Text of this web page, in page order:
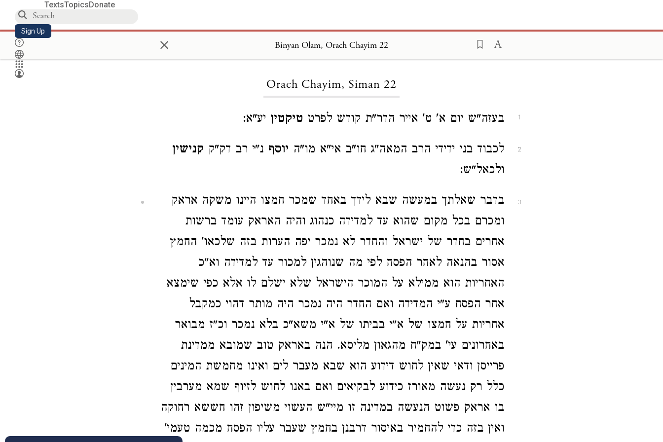
TextsTopicsDonate
Sign Up × Binyan Olam, Orach Chayim 22
Orach Chayim, Siman 22
1 בעזה"ש יום א' ט' אייר הדר"ת קודש לפרט טיקטין יע"א:
2 לכבוד בני ידידי הרב המאה"ג חו"ב אי"א מו"ה יוסף נ"י רב דק"ק קנישין
ולכאל"ש:
3
בדבר שאלתך במעשה שבא לידך באחד שמכר חמצו היינו משקה אראק
ומכרם בכל מקום שהוא עד למדידה כנהוג והיה האראק עומד ברשות
אחרים בחדר של ישראל והחדר לא נמכר יפה הערות בזה שלכאו' החמץ
אסור בהנאה לאחר הפסח לפי מה שנוהגין למכור עד למדידה וא"כ
האחריות הוא ממילא על המוכר הישראל שלא ישלם לו אלא כפי שימצא
אחר הפסח ע"י המדידה ואם החדר היה נמכר היה מותר דהוי כמקבל
אחריות על חמצו של א"י בביתו של א"י משא"כ בלא נמכר וכ"ז מבואר
באחרונים עי' במק"ח מהגאון מליסא. הנה באראק טוב שמובא ממדינת
פרייסן ודאי שאין לחוש דידוע הוא שבא מעבר לים ואינו מחמשת המינים
כלל רק נעשה מאורז כידוע לבקיאים ואם באנו לחוש לזיוף שמא מערבין
בו אראק פשוט הנעשה במדינה זו מיי"ש העשוי משיפון זהו חששא רחוקה
ואין בזה כדי להחמיר באיסור דרבנן בחמץ שעבר עליו הפסח מכמה טעמי'